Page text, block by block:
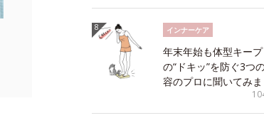
インナーケア
年末年始も体型キー
の“ドキッ”を防ぐ3つ
容のプロに聞いてみま